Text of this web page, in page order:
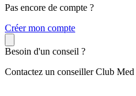
Pas encore de compte ?
Créer mon compte
Besoin d'un conseil ?
Contactez un conseiller Club Med